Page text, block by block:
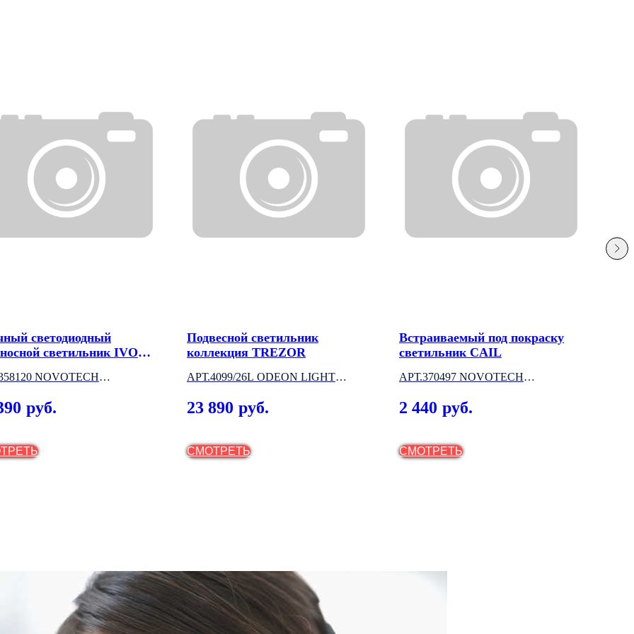
светодиодный
светильник IVORY
NOVOTECH
руб.
Подвесной светильник
коллекция TREZOR
АРТ.4099/26L ODEON LIGHT
(ИТАЛИЯ)
23 890 руб.
СМОТРЕТЬ
Встраиваемый под покраску
светильник CAIL
АРТ.370497 NOVOTECH
(ВЕНГРИЯ)
2 440 руб.
СМОТРЕТЬ